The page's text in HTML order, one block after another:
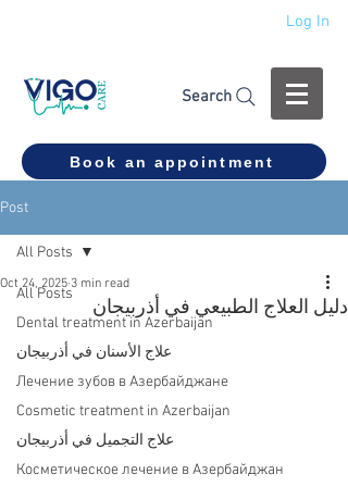
Log In
Search
Book an appointment
Post
All Posts
Dental treatment in Azerbaijan
علاج الأسنان في أذربيجان
Лечение зубов в Азербайджане
Cosmetic treatment in Azerbaijan
علاج التجميل في أذربيجان
Косметическое лечение в Азербайджан
All Posts
دليل العلاج الطبيعي في أذربيجان
Oct 24, 2025 3 min read